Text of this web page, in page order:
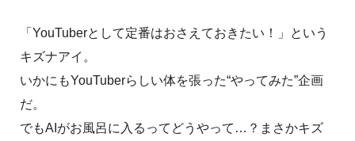
「YouTuberとして定番はおさえておきたい！」という
キズナアイ。
いかにもYouTuberらしい体を張った“やってみた”企画
だ。
でもAIがお風呂に入るってどうやって…？まさかキズ